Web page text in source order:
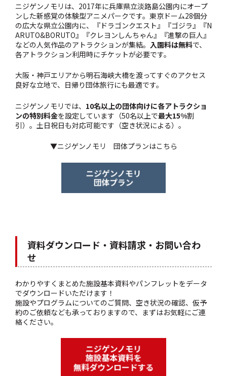
ニジゲンノモリは、2017年に兵庫県立淡路島公園内にオープ
ンした新感覚の体験型アニメパークです。東京ドーム28個分
の広大な県立公園内に、『ドラゴンクエスト』『ゴジラ』『N
ARUTO&BORUTO』『クレヨンしんちゃん』『進撃の巨人』
などの人気作品のアトラクションが集結。 入園料は無料で、
各アトラクション利用時にチケットが必要です。
大阪・神戸エリアから明石海峡大橋を渡ってすぐのアクセス
良好な立地で、日帰り団体旅行にも最適です。
ニジゲンノモリでは、 10名以上の団体向けに各アトラクショ
ンの特別料金を設定しています（50名以上で最大15%割
引）。土日祝日も対応可能です（空き状況による）。
▼ニジゲンノモリ 団体プランはこちら
資料ダウンロード・資料請求・お問い合わ
せ
わかりやすくまとめた施設基本資料やパンフレットをデータ
でダウンロードいただけます！
施設やプログラムについてのご質問、空き状況の確認、仮予
約のご依頼なども承っておりますので、まずはお気軽にご連
絡ください。